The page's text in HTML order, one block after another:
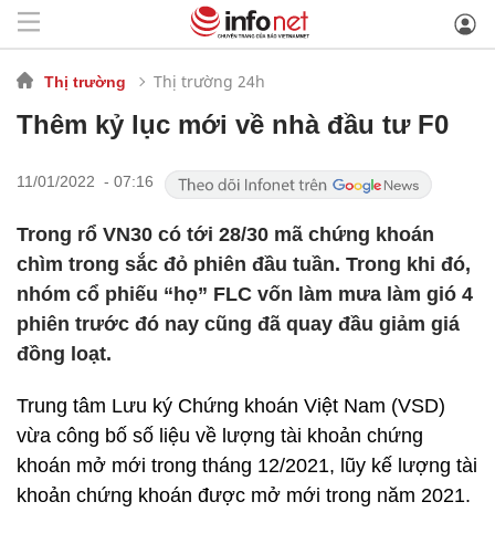
Thị trường Thị trường 24h
Thêm kỷ lục mới về nhà đầu tư F0
11/01/2022 - 07:16
Trong rổ VN30 có tới 28/30 mã chứng khoán
chìm trong sắc đỏ phiên đầu tuần. Trong khi đó,
nhóm cổ phiếu “họ” FLC vốn làm mưa làm gió 4
phiên trước đó nay cũng đã quay đầu giảm giá
đồng loạt.
Trung tâm Lưu ký Chứng khoán Việt Nam (VSD)
vừa công bố số liệu về lượng tài khoản chứng
khoán mở mới trong tháng 12/2021, lũy kế lượng tài
khoản chứng khoán được mở mới trong năm 2021.